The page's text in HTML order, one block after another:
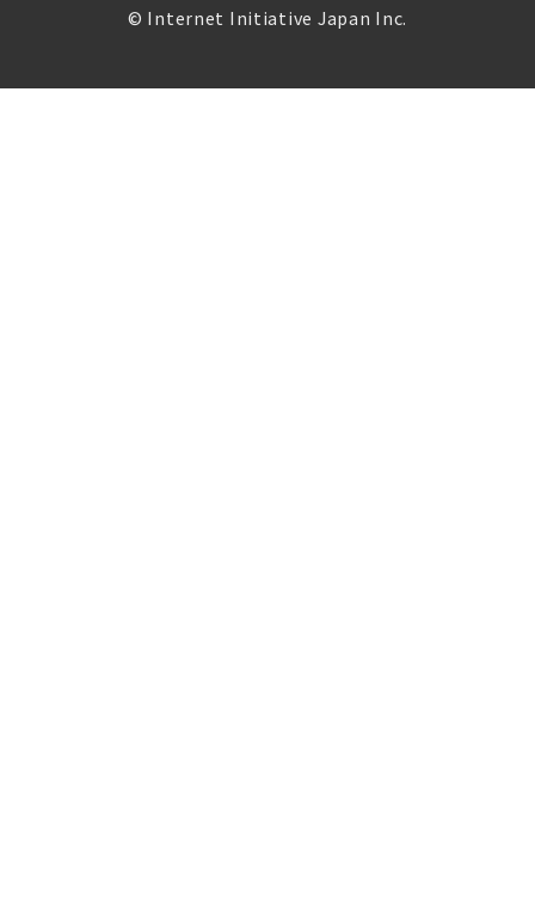
© Internet Initiative Japan Inc.